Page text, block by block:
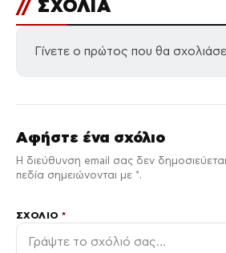
// ΣΧΟΛΙΑ
Γίνετε ο πρώτος που θα
Αφήστε ένα σχόλιο
Η διεύθυνση email σας δεν
πεδία σημειώνονται με *.
ΣΧΌΛΙΟ*